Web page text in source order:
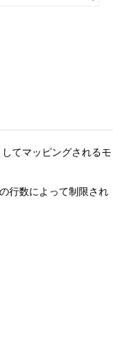
てマッピングされるモ
行数によって制限され